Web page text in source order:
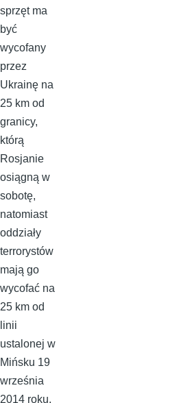
sprzęt ma
być
wycofany
przez
Ukrainę na
25 km od
granicy,
którą
Rosjanie
osiągną w
sobotę,
natomiast
oddziały
terrorystów
mają go
wycofać na
25 km od
linii
ustalonej w
Mińsku 19
września
2014 roku.